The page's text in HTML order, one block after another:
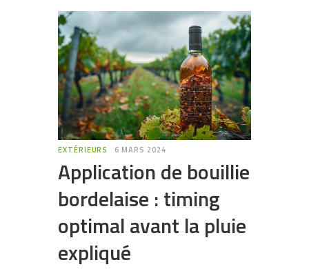
EXTÉRIEURS 6 MARS 2024
Application de bouillie
bordelaise : timing
optimal avant la pluie
expliqué